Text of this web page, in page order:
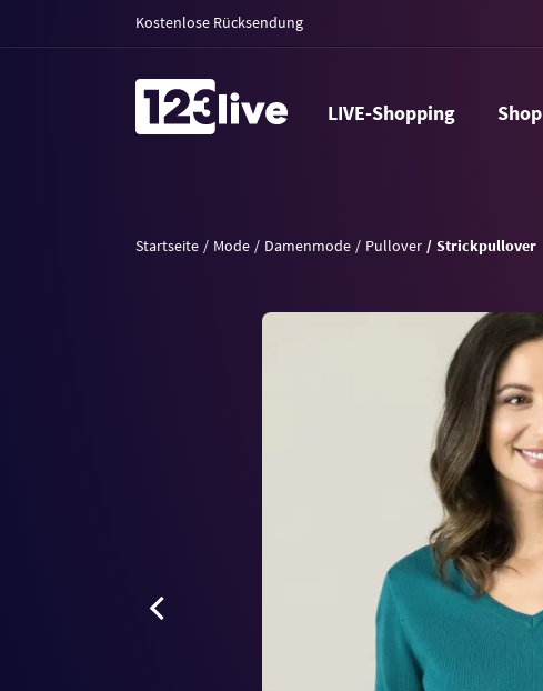
Kostenlose Rücksendung
LIVE-Shopping Shop
Startseite Mode Damenmode Pullover Strickpullover